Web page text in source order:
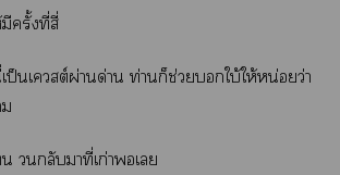
มีครั้งที่สี่
ป็นเควสต์ผ่านด่าน ท่านก็ช่วยใบ้ให้หน่อยว่า
กลับมาที่เก่าเ